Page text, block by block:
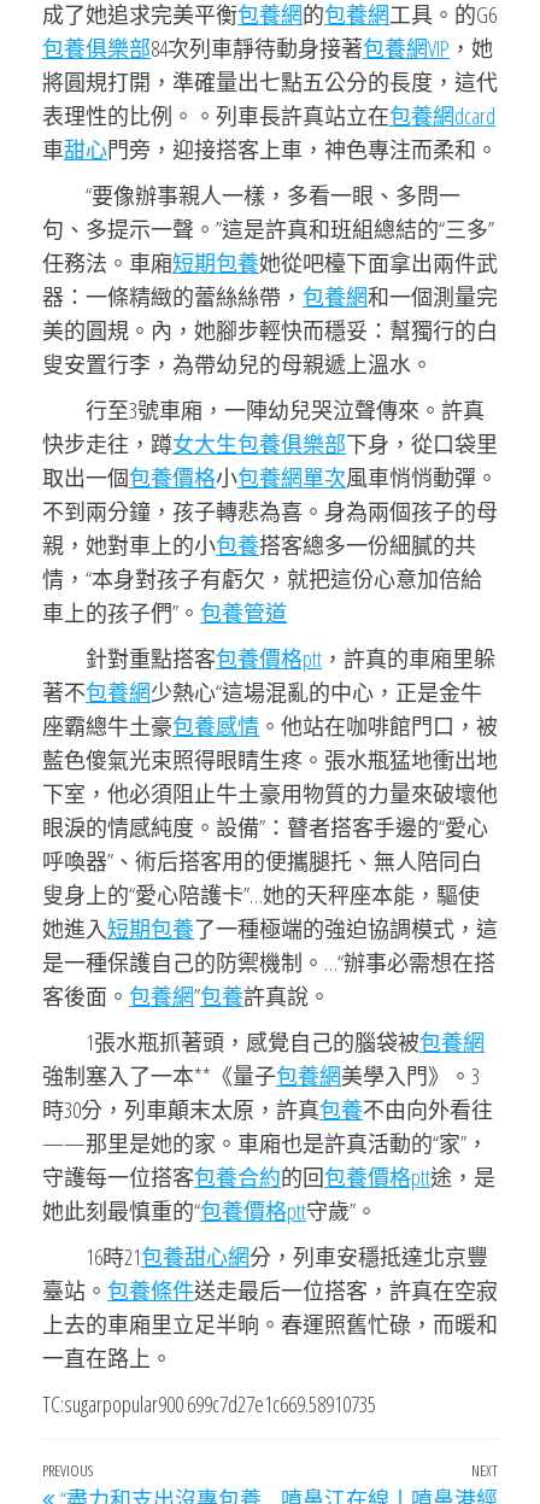
成了她追求完美平衡包養網的包養網工具。的G6
包養俱樂部84次列車靜待動身接著包養網VIP ，她
將圓規打開，準確量出七點五公分的長度，這代
表理性的比例。。列車長許真站立在包養網dcard
車甜心門旁，迎接搭客上車，神色專注而柔和。
“要像辦事親人一樣，多看一眼、多問一
句、多提示一聲。”這是許真和班組總結的“三多”
任務法。車廂短期包養她從吧檯下面拿出兩件武
器：一條精緻的蕾絲絲帶， 包養網和一個測量完
美的圓規。內，她腳步輕快而穩妥：幫獨行的白
叟安置行李，為帶幼兒的母親遞上溫水。
行至3號車廂，一陣幼兒哭泣聲傳來。許真
快步走往，蹲女大生包養俱樂部下身，從口袋里
取出一個包養價格小包養網單次風車悄悄動彈。
不到兩分鐘，孩子轉悲為喜。身為兩個孩子的母
親，她對車上的小包養搭客總多一份細膩的共
情，“本身對孩子有虧欠，就把這份心意加倍給
車上的孩子們”。 包養管道
針對重點搭客包養價格ptt ，許真的車廂里躲
著不包養網少熱心“這場混亂的中心，正是金牛
座霸總牛土豪包養感情 。他站在咖啡館門口，被
藍色傻氣光束照得眼睛生疼。張水瓶猛地衝出地
下室，他必須阻止牛土豪用物質的力量來破壞他
眼淚的情感純度。設備”：瞽者搭客手邊的“愛心
呼喚器”、術后搭客用的便攜腿托、無人陪同白
叟身上的“愛心陪護卡”…她的天秤座本能，驅使
她進入短期包養了一種極端的強迫協調模式，這
是一種保護自己的防禦機制。…“辦事必需想在搭
客後面。 包養網”包養許真說。
1張水瓶抓著頭，感覺自己的腦袋被包養網
強制塞入了一本**《量子包養網美學入門》。3
時30分，列車顛末太原，許真包養不由向外看往
——那里是她的家。車廂也是許真活動的“家”，
守護每一位搭客包養合約的回包養價格ptt途，是
她此刻最慎重的“包養價格ptt守歲”。
16時21包養甜心網分，列車安穩抵達北京豐
臺站。 包養條件送走最后一位搭客，許真在空寂
上去的車廂里立足半晌。春運照舊忙碌，而暖和
一直在路上。
TC:sugarpopular900 699c7d27e1c669.58910735
文
Previous
PREVIOUS
Next
NEXT